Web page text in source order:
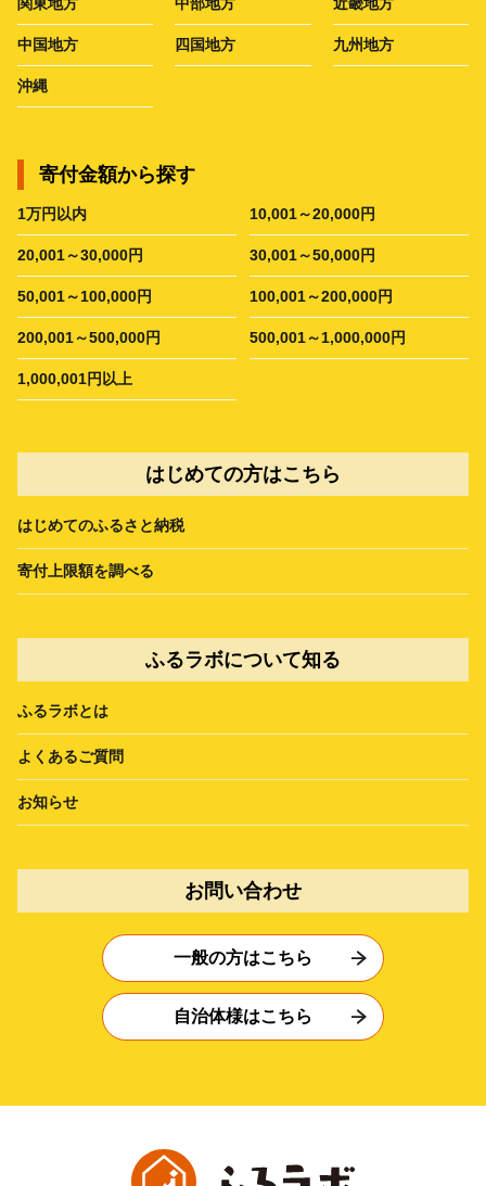
中国地方 四国地方 九州地方
沖縄
寄付金額から探す
1万円以内 10,001～20,000円
20,001～30,000円 30,001～50,000円
50,001～100,000円 100,001～200,000円
200,001～500,000円 500,001～1,000,000円
1,000,001円以上
はじめての方はこちら
はじめてのふるさと納税
寄付上限額を調べる
ふるラボについて知る
ふるラボとは
よくあるご質問
お知らせ
お問い合わせ
一般の方はこちら
自治体様はこちら